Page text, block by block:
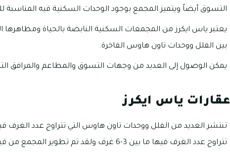
التسوق أيضاً ويتميز المجمع بوجود الوحدات السكنية فيه
يعتبر ياس ايكرز من المجمعات السكنية النابضة بالحياة ومظاهرها
بين الفلل ووحدات تاون هاوس الفاخرة.
يمكن الوصول إلى العديد من وجهات التسوق والمطاعم والمرافق
عقارات ياس ايكرز
تتراوح عدد الغرف فيها ما بين 3-6 غرف ولقد تم تطوير المجمع من قبل شركة الدار العقارية.